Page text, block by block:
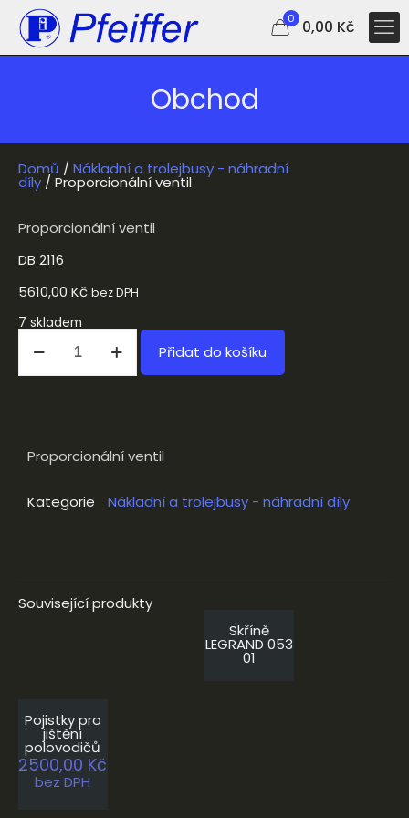
0 0,00 Kč
Obchod
Domů / Nákladní a trolejbusy - náhradní
díly / Proporcionální ventil
Proporcionální ventil
DB 2116
5610,00 Kč bez DPH
7 skladem
Přidat do košíku
Související produkty
Skříně
LEGRAND 053
01
Pojistky pro
jištění
polovodičů
2500,00 Kč
bez DPH
Proporcionální ventil
Kategorie Nákladní a trolejbusy - náhradní díly